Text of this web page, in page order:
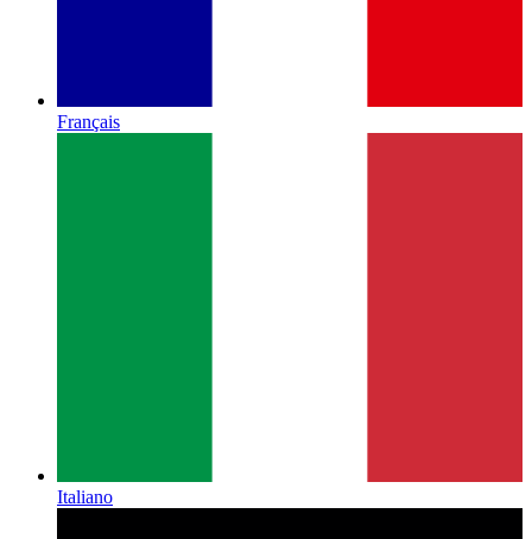
Français
Italiano